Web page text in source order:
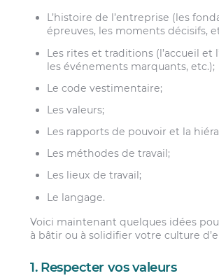
L’histoire de l’entreprise (les
épreuves, les moments décisifs,
Les rites et traditions (l’accueil et
les événements marquants, etc.);
Le code vestimentaire;
Les valeurs;
Les rapports de pouvoir et la
Les méthodes de travail;
Les lieux de travail;
Le langage.
Voici maintenant quelques idées
à bâtir ou à solidifier votre culture
1. Respecter vos valeurs